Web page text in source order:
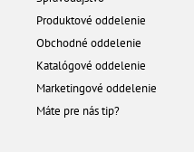
Produktové oddelenie
Obchodné oddelenie
Katalógové oddelenie
Marketingové oddelenie
Máte pre nás tip?